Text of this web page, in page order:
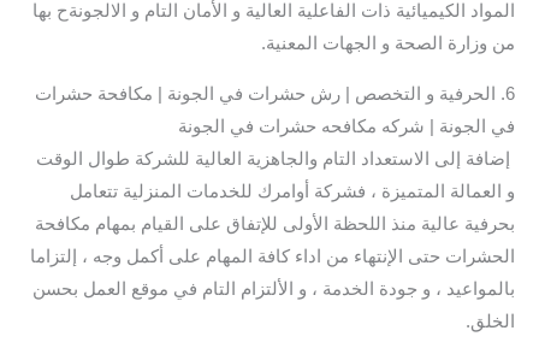
المواد الكيميائية ذات الفاعلية العالية و الأمان التام و الالجونةح بها
من وزارة الصحة و الجهات المعنية.
6. الحرفية و التخصص | رش حشرات في الجونة | مكافحة حشرات
في الجونة | شركه مكافحه حشرات في الجونة
إضافة إلى الاستعداد التام والجاهزية العالية للشركة طوال الوقت
و العمالة المتميزة ، فشركة أوامرك للخدمات المنزلية تتعامل
بحرفية عالية منذ اللحظة الأولى للإتفاق على القيام بمهام مكافحة
الحشرات حتى الإنتهاء من اداء كافة المهام على أكمل وجه ، إلتزاما
بالمواعيد ، و جودة الخدمة ، و الألتزام التام في موقع العمل بحسن
الخلق.